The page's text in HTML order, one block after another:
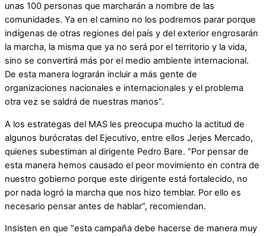
unas 100 personas que marcharán a nombre de las
comunidades. Ya en el camino no los podremos parar porque
indígenas de otras regiones del país y del exterior engrosarán
la marcha, la misma que ya no será por el territorio y la vida,
sino se convertirá más por el medio ambiente internacional.
De esta manera lograrán incluir a más gente de
organizaciones nacionales e internacionales y el problema
otra vez se saldrá de nuestras manos”.
A los estrategas del MAS les preocupa mucho la actitud de
algunos burócratas del Ejecutivo, entre ellos Jerjes Mercado,
quienes subestiman al dirigente Pedro Bare. “Por pensar de
esta manera hemos causado el peor movimiento en contra de
nuestro gobierno porque este dirigente está fortalecido, no
por nada logró la marcha que nos hizo temblar. Por ello es
necesario pensar antes de hablar”, recomiendan.
Insisten en que “esta campaña debe hacerse de manera muy